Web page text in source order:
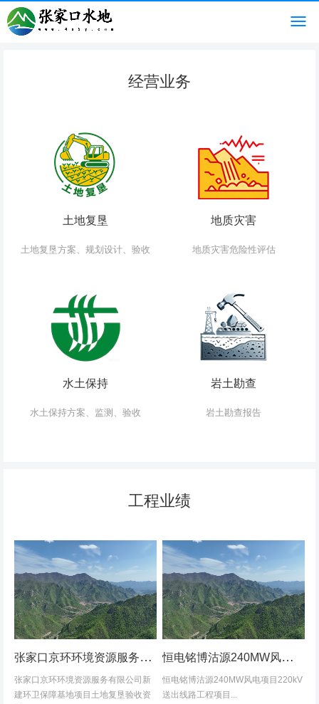
经营业务
土地复垦
土地复垦方案、规划设计、验收
地质灾害
地质灾害危险性评估
水土保持
水土保持方案、监测、验收
岩土勘查
岩土勘查报告
工程业绩
张家口京环环境资源服务有限公司新建环卫保障基地项目土地复垦验收资料
张家口京环环境资源服务有限公司新
建环卫保障基地项目土地复垦验收资
恒电铭博沽源240MW风电项目220kV送出线路工程项目土地复垦验收资料
恒电铭博沽源240MW风电项目220kV
送出线路工程项目...